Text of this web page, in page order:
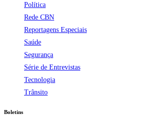
Política
Rede CBN
Reportagens Especiais
Saúde
Segurança
Série de Entrevistas
Tecnologia
Trânsito
Boletins